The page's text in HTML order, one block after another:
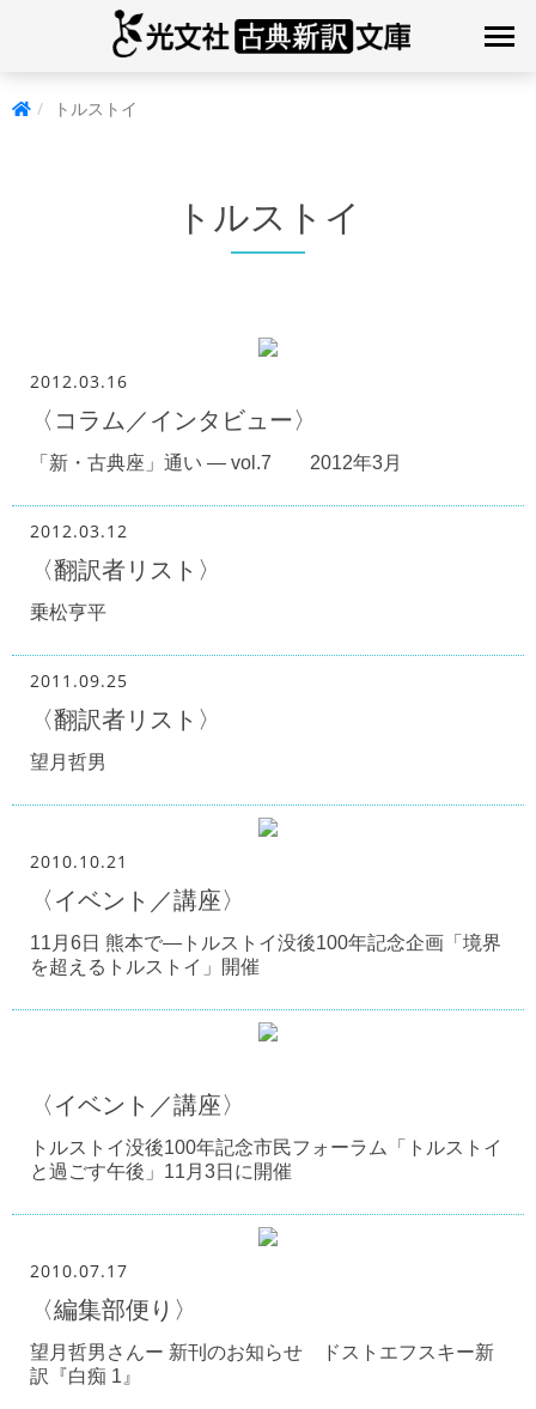
トルストイ
トルストイ
2012.03.16
〈コラム／インタビュー〉
「新・古典座」通い — vol.7 2012年3月
2012.03.12
〈翻訳者リスト〉
乗松亨平
2011.09.25
〈翻訳者リスト〉
望月哲男
2010.10.21
〈イベント／講座〉
11月6日 熊本で―トルストイ没後100年記念企画「境界
を超えるトルストイ」開催
〈イベント／講座〉
トルストイ没後100年記念市民フォーラム「トルストイ
と過ごす午後」11月3日に開催
2010.07.17
〈編集部便り〉
望月哲男さんー 新刊のお知らせ ドストエフスキー新
訳『白痴 1』